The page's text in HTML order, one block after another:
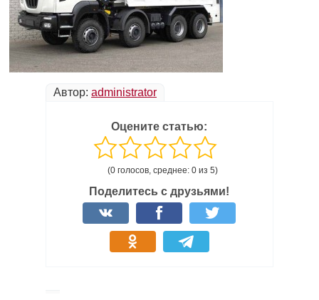
Автор: administrator
Оцените статью:
(0 голосов, среднее: 0 из 5)
Поделитесь с друзьями!